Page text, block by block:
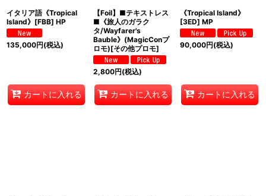
イタリア語《Tropical
Island》[FBB] HP
135,000円(税込)
カートに入れる
【Foil】■テキストレス
■《旅人のガラク
タ/Wayfarer's
Bauble》(MagicConプ
ロモ)[その他プロモ]
2,800円(税込)
カートに入れる
《Tropical Island》
[3ED] MP
90,000円(税込)
カートに入れる